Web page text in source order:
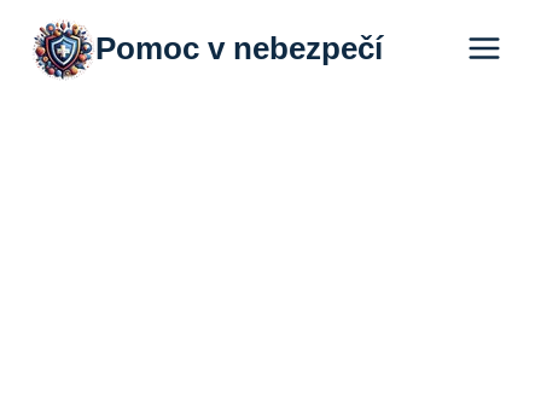
Přeskočit
obsah
Pomoc v nebezpečí